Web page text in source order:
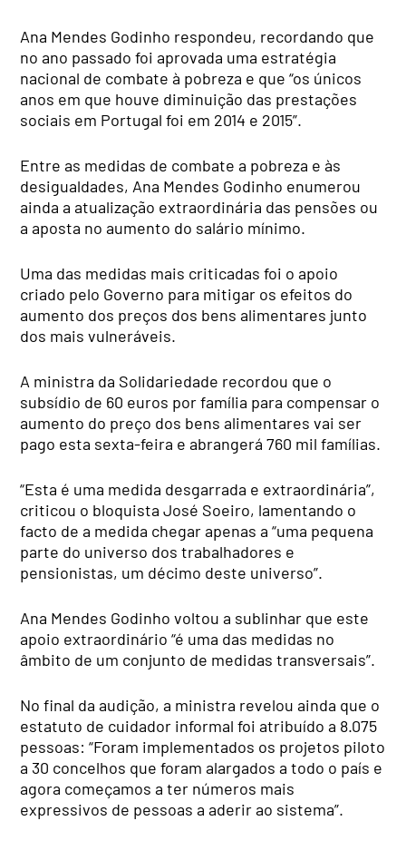
Ana Mendes Godinho respondeu, recordando que
no ano passado foi aprovada uma estratégia
nacional de combate à pobreza e que “os únicos
anos em que houve diminuição das prestações
sociais em Portugal foi em 2014 e 2015”.
Entre as medidas de combate a pobreza e às
desigualdades, Ana Mendes Godinho enumerou
ainda a atualização extraordinária das pensões ou
a aposta no aumento do salário mínimo.
Uma das medidas mais criticadas foi o apoio
criado pelo Governo para mitigar os efeitos do
aumento dos preços dos bens alimentares junto
dos mais vulneráveis.
A ministra da Solidariedade recordou que o
subsídio de 60 euros por família para compensar o
aumento do preço dos bens alimentares vai ser
pago esta sexta-feira e abrangerá 760 mil famílias.
“Esta é uma medida desgarrada e extraordinária”,
criticou o bloquista José Soeiro, lamentando o
facto de a medida chegar apenas a “uma pequena
parte do universo dos trabalhadores e
pensionistas, um décimo deste universo”.
Ana Mendes Godinho voltou a sublinhar que este
apoio extraordinário “é uma das medidas no
âmbito de um conjunto de medidas transversais”.
No final da audição, a ministra revelou ainda que o
estatuto de cuidador informal foi atribuído a 8.075
pessoas: “Foram implementados os projetos piloto
a 30 concelhos que foram alargados a todo o país e
agora começamos a ter números mais
expressivos de pessoas a aderir ao sistema”.